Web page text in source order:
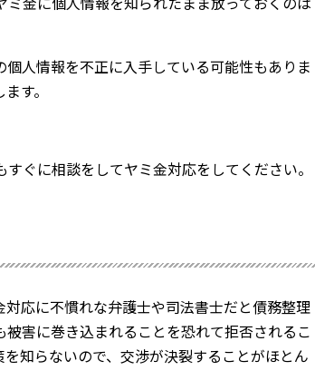
人情報を不正に入手している可能性もありま
す。
ぐに相談をしてヤミ金対応をしてください。
応に不慣れな弁護士や司法書士だと債務整理
害に巻き込まれることを恐れて拒否されるこ
知らないので、交渉が決裂することがほとん